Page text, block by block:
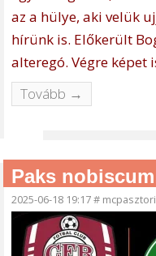
az a hülye, aki velük
hírünk is. Előkerült
alteregó. Végre
Tovább →
Paks
2025-06-18 19:17# mcpasztori